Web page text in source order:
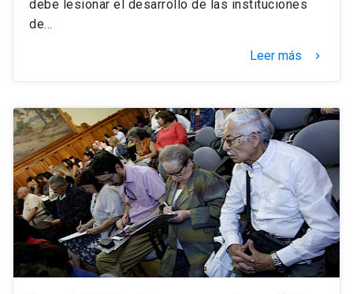
debe lesionar el desarrollo de las instituciones
de…
Leer más keyboard_arrow_right